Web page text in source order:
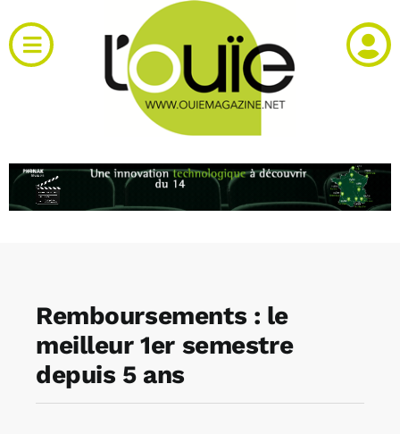
au
contenu
Toggle
Navigation
RH et emploi
Agenda
Kiosque
Remboursements : le
meilleur 1er semestre
depuis 5 ans